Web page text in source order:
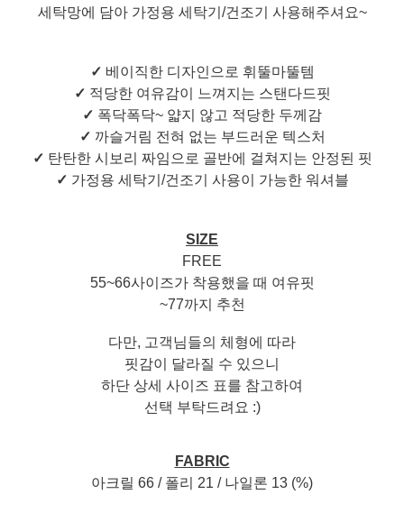
세탁망에 담아 가정용 세탁기/건조기 사용해주셔요~
✓ 베이직한 디자인으로 휘뚤마뚤템
✓ 적당한 여유감이 느껴지는 스탠다드핏
✓ 폭닥폭닥~ 얇지 않고 적당한 두께감
✓ 까슬거림 전혀 없는 부드러운 텍스처
✓ 탄탄한 시보리 짜임으로 골반에 걸쳐지는 안정된 핏
✓ 가정용 세탁기/건조기 사용이 가능한 워셔블
SIZE
FREE
55~66사이즈가 착용했을 때 여유핏
~77까지 추천
다만, 고객님들의 체형에 따라
핏감이 달라질 수 있으니
하단 상세 사이즈 표를 참고하여
선택 부탁드려요 :)
FABRIC
아크릴 66 / 폴리 21 / 나일론 13 (%)